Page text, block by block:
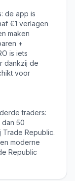
de app is
€1 verlagen
maken
+
is iets
dankzij de
voor
traders:
50
Republic.
moderne
Republic